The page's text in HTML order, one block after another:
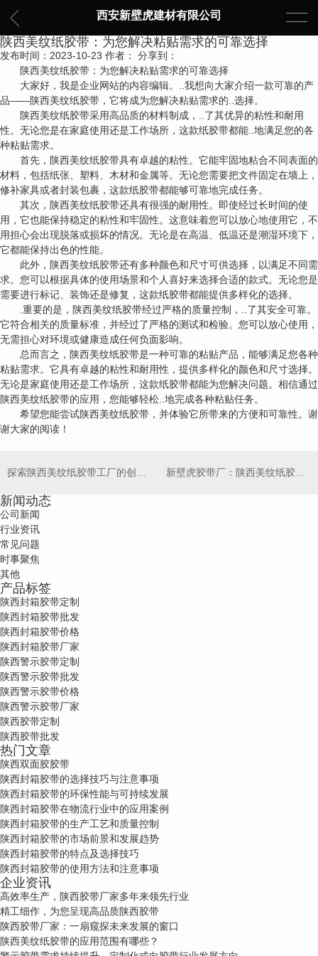
西安新壁虎建材有限公司
陕西美纹纸胶带：为您解决粘贴需求的可靠选择
发布时间：2023-10-23 作者：
分享到：
陕西美纹纸胶带：为您解决粘贴需求的可靠选择
大家好，我是企业网站的内容编辑。..我想向大家介绍一款可靠的产
品——陕西美纹纸胶带，它将成为您解决粘贴需求的..选择。
陕西美纹纸胶带采用高品质的材料制成，..了其优异的粘性和耐用
性。无论您是在家庭使用还是工作场所，这款纸胶带都能..地满足您的各
种粘贴需求。
首先，陕西美纹纸胶带具有卓越的粘性。它能牢固地粘合不同表面的
材料，包括纸张、塑料、木材和金属等。无论您需要把文件固定在墙上，
修补家具或者封装包裹，这款纸胶带都能够可靠地完成任务。
其次，陕西美纹纸胶带还具有很强的耐用性。即使经过长时间的使
用，它也能保持稳定的粘性和牢固性。这意味着您可以放心地使用它，不
用担心会出现脱落或损坏的情况。无论是在高温、低温还是潮湿环境下，
它都能保持出色的性能。
此外，陕西美纹纸胶带还有多种颜色和尺寸可供选择，以满足不同需
求。您可以根据具体的使用场景和个人喜好来选择合适的款式。无论您是
需要进行标记、装饰还是修复，这款纸胶带都能提供多样化的选择。
.重要的是，陕西美纹纸胶带经过严格的质量控制，..了其安全可靠。
它符合相关的质量标准，并经过了严格的测试和检验。您可以放心使用，
无需担心对环境或健康造成任何负面影响。
总而言之，陕西美纹纸胶带是一种可靠的粘贴产品，能够满足您各种
粘贴需求。它具有卓越的粘性和耐用性，提供多样化的颜色和尺寸选择。
无论是家庭使用还是工作场所，这款纸胶带都能为您解决问题。相信通过
陕西美纹纸胶带的应用，您能够轻松..地完成各种粘贴任务。
希望您能尝试陕西美纹纸胶带，并体验它所带来的方便和可靠性。谢
谢大家的阅读！
新闻动态
公司新闻
行业资讯
常见问题
时事聚焦
其他
产品标签
陕西封箱胶带定制
陕西封箱胶带批发
陕西封箱胶带价格
陕西封箱胶带厂家
陕西警示胶带定制
陕西警示胶带批发
陕西警示胶带价格
陕西警示胶带厂家
陕西胶带定制
陕西胶带批发
热门文章
陕西双面胶胶带
陕西封箱胶带的选择技巧与注意事项
陕西封箱胶带的环保性能与可持续发展
陕西封箱胶带在物流行业中的应用案例
陕西封箱胶带的生产工艺和质量控制
陕西封箱胶带的市场前景和发展趋势
陕西封箱胶带的特点及选择技巧
陕西封箱胶带的使用方法和注意事项
企业资讯
高效率生产，陕西胶带厂家多年来领先行业
精工细作，为您呈现高品质陕西胶带
陕西胶带厂家：一扇窥探未来发展的窗口
陕西美纹纸胶带的应用范围有哪些？